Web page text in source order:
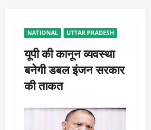
NATIONAL UTTAR PRADESH
यूपी की कानून व्यवस्था
बनेगी डबल इंजन सरकार
की ताकत